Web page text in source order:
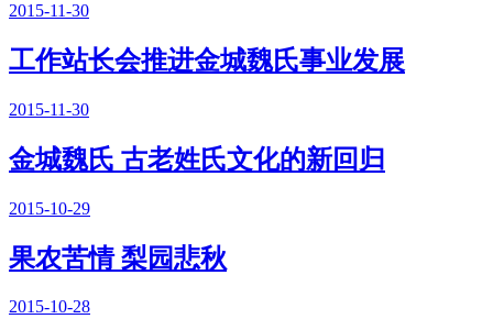
2015-11-30
工作站长会推进金城魏氏事业发展
2015-11-30
金城魏氏 古老姓氏文化的新回归
2015-10-29
果农苦情 梨园悲秋
2015-10-28